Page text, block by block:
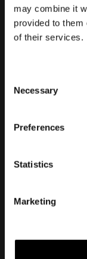
may combine it
provided to them
of their services.
Necessary
Preferences
Statistics
Marketing
Derfor opfordrer